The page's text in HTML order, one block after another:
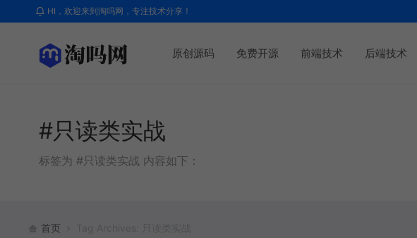
HI，欢迎来到淘吗网，专注技术分享！
原创源码 免费开源 前端技术 后端技术
#只读类实战
标签为 #只读类实战 内容如下：
首页